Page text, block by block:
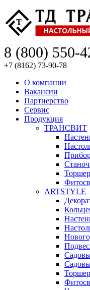
8 (800) 550-
+7 (8162) 73-90-78
О компании
Вакансии
Партнерство
Сервис
Продукция
ТРАНСВИТ
ARTSTYLE